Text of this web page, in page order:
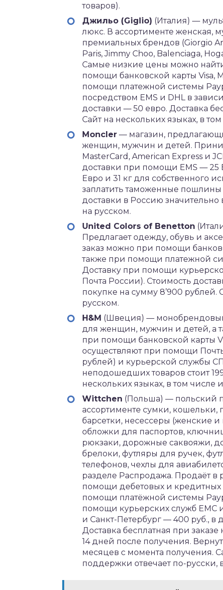
товаров).
Джильо (Giglio) (Италия) —
люкс. В ассортименте женская,
премиальных брендов (Giorgio
Paris, Jimmy Choo, Balenciaga,
Самые низкие цены можно
помощи банковской карты Visa,
помощи платежной системы
посредством EMS и DHL в
доставки — 50 евро. Доставка
Сайт на нескольких языках, в
Moncler — магазин,
женщин, мужчин и детей.
MasterCard, American Express и
доставки при помощи EMS — 25
Евро и 31 кг для собственного
заплатить таможенные
доставки в Россию значительно
на русском.
United Colors of Benetton
Предлагает одежду, обувь и
заказ можно при помощи
также при помощи платежной
Доставку при помощи
Почта России). Стоимость
покупке на сумму 8’900 рублей.
русском.
H&M (Швеция) —
для женщин, мужчин и детей, а
при помощи банковской карты
осуществляют при помощи
рублей) и курьерской службы
неподошедших товаров стоит
нескольких языках, в том числе
Wittchen (Польша) — польский
ассортименте сумки,
барсетки, несессеры (женские
обложки для паспортов,
рюкзаки, дорожные саквояжи,
брелоки, футляры для ручек,
телефонов, чехлы для
разделе Распродажа. Продаёт в
помощи дебетовых и кредитных
помощи платёжной системы
помощи курьерских служб ЕМС
и Санкт-Петербург — 400 руб., в
Доставка бесплатная при
14 дней после получения.
месяцев с момента получения.
поддержки отвечает по-русски,